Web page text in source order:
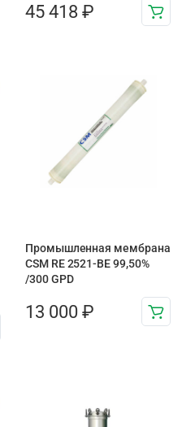
45 418 ₽
Промышленная мембрана
CSM RE 2521-BE 99,50%
/300 GPD
13 000 ₽